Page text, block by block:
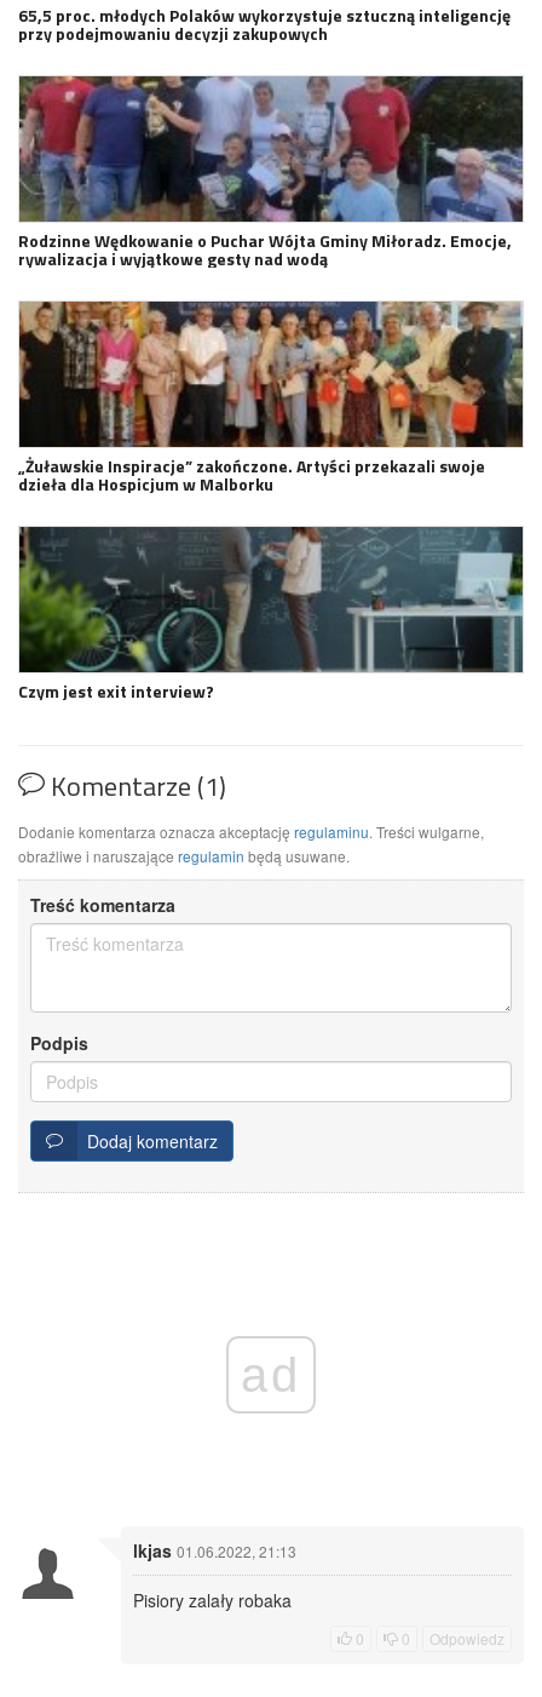
65,5 proc. młodych Polaków wykorzystuje sztuczną inteligencję
przy podejmowaniu decyzji zakupowych
Rodzinne Wędkowanie o Puchar Wójta Gminy Miłoradz. Emocje,
rywalizacja i wyjątkowe gesty nad wodą
„Żuławskie Inspiracje” zakończone. Artyści przekazali swoje
dzieła dla Hospicjum w Malborku
Czym jest exit interview?
Komentarze (1)
Dodanie komentarza oznacza akceptację regulaminu. Treści wulgarne,
obraźliwe i naruszające regulamin będą usuwane.
Treść komentarza
Podpis
Dodaj komentarz
ad
lkjas 01.06.2022, 21:13
Pisiory zalały robaka
0 0 Odpowiedz